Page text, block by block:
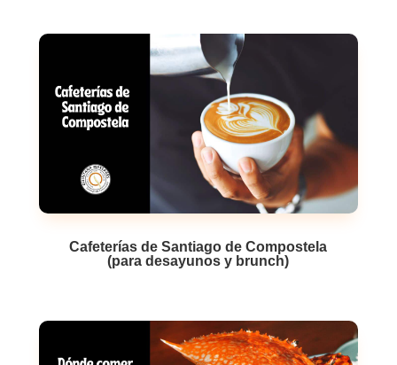
Cafeterías de Santiago de Compostela
(para desayunos y brunch)